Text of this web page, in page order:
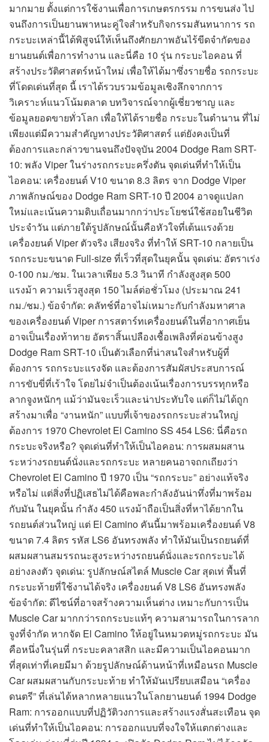
มากมาย ตั้งแต่การใช้งานเพื่อการเกษตรกรรม การขนส่ง ไป
จนถึงการเป็นยานพาหนะคู่ใจสำหรับกิจกรรมสันทนาการ รถ
กระบะเหล่านี้ได้พิสูจน์ให้เห็นถึงศักยภาพอันไร้ขีดจำกัดของ
ยานยนต์เพื่อการทำงาน และนี่คือ 10 รุ่น กระบะไอคอน ที่
สร้างประวัติศาสตร์หน้าใหม่ เพื่อให้ได้มาซึ่งรายชื่อ รถกระบะ
ที่โดดเด่นที่สุด นี้ เราได้รวบรวมข้อมูลเชิงลึกจากการ
วิเคราะห์แนวโน้มตลาด บทวิจารณ์จากผู้เชี่ยวชาญ และ
ข้อมูลยอดขายทั่วโลก เพื่อให้ได้รายชื่อ กระบะในตำนาน ที่ไม่
เพียงแต่มีความสำคัญทางประวัติศาสตร์ แต่ยังคงเป็นที่
ต้องการและกล่าวขานจนถึงปัจจุบัน 2004 Dodge Ram SRT-
10: พลัง Viper ในร่างรถกระบะครึ่งตัน จุดเด่นที่ทำให้เป็น
ไอคอน: เครื่องยนต์ V10 ขนาด 8.3 ลิตร จาก Dodge Viper
ภาพลักษณ์ของ Dodge Ram SRT-10 ปี 2004 อาจดูแปลก
ใหม่และเน้นความดิบเถื่อนมากกว่าประโยชน์ใช้สอยในชีวิต
ประจำวัน แต่ภายใต้รูปลักษณ์นั้นคือหัวใจที่เต้นแรงด้วย
เครื่องยนต์ Viper ตัวจริง เสียงจริง ที่ทำให้ SRT-10 กลายเป็น
รถกระบะขนาด Full-size ที่เร็วที่สุดในยุคนั้น จุดเด่น: อัตราเร่ง
0-100 กม./ชม. ในเวลาเพียง 5.3 วินาที กำลังสูงสุด 500
แรงม้า ความเร็วสูงสุด 150 ไมล์ต่อชั่วโมง (ประมาณ 241
กม./ชม.) ข้อจำกัด: คลัทช์ที่อาจไม่เหมาะกับกำลังมหาศาล
ของเครื่องยนต์ Viper การสตาร์ทเครื่องยนต์ในที่อากาศเย็น
อาจเป็นเรื่องท้าทาย อัตราสิ้นเปลืองเชื้อเพลิงที่ค่อนข้างสูง
Dodge Ram SRT-10 เป็นตัวเลือกที่น่าสนใจสำหรับผู้ที่
ต้องการ รถกระบะแรงจัด และต้องการสัมผัสประสบการณ์
การขับขี่ที่เร้าใจ โดยไม่จำเป็นต้องเน้นเรื่องการบรรทุกหรือ
ลากจูงหนักๆ แม้ว่ามันจะเร็วและน่าประทับใจ แต่ก็ไม่ได้ถูก
สร้างมาเพื่อ “งานหนัก” แบบที่เจ้าของรถกระบะส่วนใหญ่
ต้องการ 1970 Chevrolet El Camino SS 454 LS6: นี่คือรถ
กระบะจริงหรือ? จุดเด่นที่ทำให้เป็นไอคอน: การผสมผสาน
ระหว่างรถยนต์นั่งและรถกระบะ หลายคนอาจถกเถียงว่า
Chevrolet El Camino ปี 1970 เป็น “รถกระบะ” อย่างแท้จริง
หรือไม่ แต่สิ่งที่ปฏิเสธไม่ได้คือพละกำลังอันน่าทึ่งที่มาพร้อม
กับมัน ในยุคนั้น กำลัง 450 แรงม้าถือเป็นสิ่งที่หาได้ยากใน
รถยนต์ส่วนใหญ่ แต่ El Camino คันนี้มาพร้อมเครื่องยนต์ V8
ขนาด 7.4 ลิตร รหัส LS6 อันทรงพลัง ทำให้มันเป็นรถยนต์ที่
ผสมผสานสมรรถนะสูงระหว่างรถยนต์นั่งและรถกระบะได้
อย่างลงตัว จุดเด่น: รูปลักษณ์สไตล์ Muscle Car สุดเท่ พื้นที่
กระบะท้ายที่ใช้งานได้จริง เครื่องยนต์ V8 LS6 อันทรงพลัง
ข้อจำกัด: ดีไซน์ที่อาจสร้างความเห็นต่าง เหมาะกับการเป็น
Muscle Car มากกว่ารถกระบะแท้ๆ ความสามารถในการลาก
จูงที่จำกัด หากจัด El Camino ให้อยู่ในหมวดหมู่รถกระบะ มัน
คือหนึ่งในรุ่นที่ กระบะคลาสสิก และมีความเป็นไอคอนมาก
ที่สุดเท่าที่เคยมีมา ด้วยรูปลักษณ์ด้านหน้าที่เหมือนรถ Muscle
Car ผสมผสานกับกระบะท้าย ทำให้มันเปรียบเสมือน “เครื่อง
ดนตรี” ที่เล่นได้หลากหลายแนวในโลกยานยนต์ 1994 Dodge
Ram: การออกแบบที่ปฏิวัติวงการและสร้างแรงสั่นสะเทือน จุด
เด่นที่ทำให้เป็นไอคอน: การออกแบบที่จงใจให้แตกต่างและ